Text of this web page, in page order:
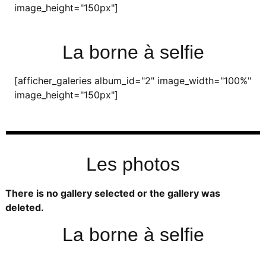
image_height="150px"]
La borne à selfie
[afficher_galeries album_id="2" image_width="100%"
image_height="150px"]
Les photos
There is no gallery selected or the gallery was
deleted.
La borne à selfie